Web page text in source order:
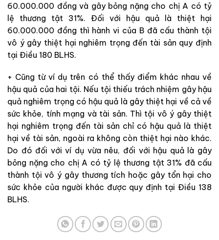
60.000.000 đồng và gây bỏng nặng cho chị A có tỷ
lệ thương tật 31%. Đối với hậu quả là thiệt hại
60.000.000 đồng thì hành vi của B đã cấu thành tội
vô ý gây thiệt hại nghiêm trọng đến tài sản quy định
tại Điều 180 BLHS.
+ Cũng từ ví dụ trên có thể thấy điểm khác nhau về
hậu quả của hai tội. Nếu tội thiếu trách nhiệm gây hậu
quả nghiêm trọng có hậu quả là gây thiệt hại về cả về
sức khỏe, tính mạng và tài sản. Thì tội vô ý gây thiệt
hại nghiêm trọng đến tài sản chỉ có hậu quả là thiệt
hại về tài sản, ngoài ra không còn thiệt hại nào khác.
Do đó đối với ví dụ vừa nêu, đối với hậu quả là gây
bỏng nặng cho chị A có tỷ lệ thương tật 31% đã cấu
thành tội vô ý gây thương tích hoặc gây tổn hại cho
sức khỏe của người khác được quy định tại Điều 138
BLHS.